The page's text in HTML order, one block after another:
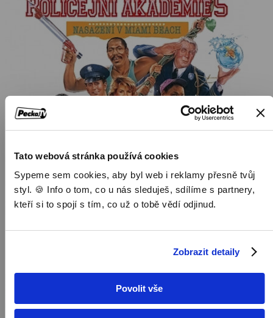
Tato webová stránka používá cookies
Sypeme sem cookies, aby byl web i reklamy přesně tvůj
styl. 🍪 Info o tom, co u nás sleduješ, sdílíme s partnery,
kteří si to spojí s tím, co už o tobě vědí odjinud.
Zobrazit detaily
Povolit vše